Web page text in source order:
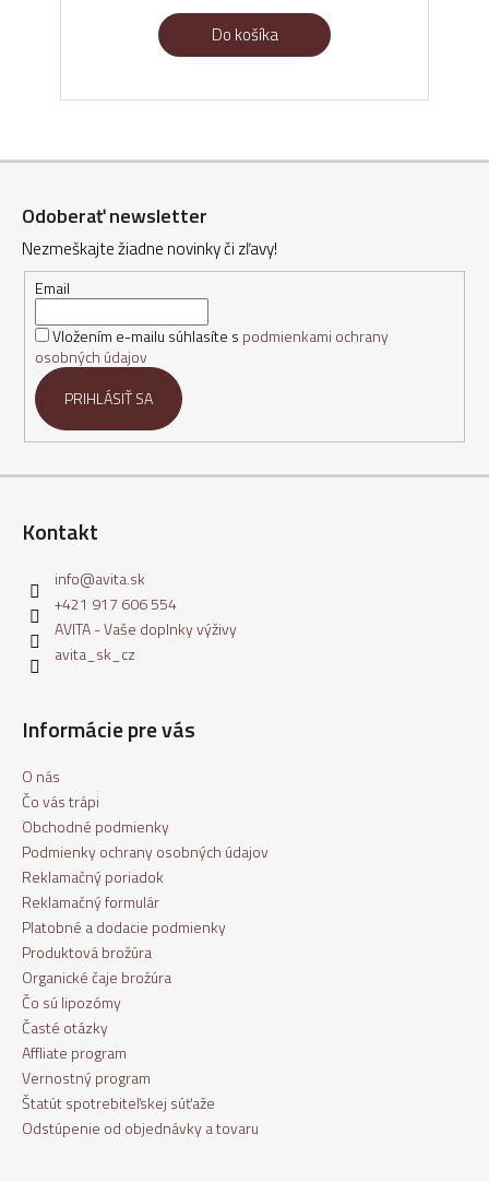
Do košíka
Z
Odoberať newsletter
Nezmeškajte žiadne novinky či zľavy!
Email
Vložením e-mailu súhlasíte s podmienkami ochrany
osobných údajov
PRIHLÁSIŤ SA
Kontakt
info@avita.sk
+421 917 606 554
AVITA - Vaše doplnky výživy
avita_sk_cz
Informácie pre vás
O nás
Čo vás trápi
Obchodné podmienky
Podmienky ochrany osobných údajov
Reklamačný poriadok
Reklamačný formulár
Platobné a dodacie podmienky
Produktová brožúra
Organické čaje brožúra
Čo sú lipozómy
Časté otázky
Affliate program
Vernostný program
Štatút spotrebiteľskej súťaže
Odstúpenie od objednávky a tovaru